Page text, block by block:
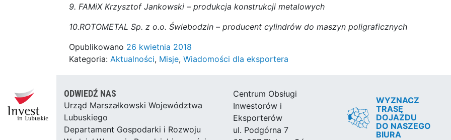
9. FAMiX Krzysztof Jankowski – produkcja konstrukcji metalowych
10.ROTOMETAL Sp. z o.o. Świebodzin – producent cylindrów do maszyn poligraficznych
Opublikowano 26 kwietnia 2018
Kategoria: Aktualności, Misje, Wiadomości dla eksportera
ODWIEDŹ NAS
Urząd Marszałkowski Województwa
Lubuskiego
Departament Gospodarki i Rozwoju
Centrum Obsługi
Inwestorów i
Eksporterów
ul. Podgórna 7
WYZNACZ
TRASĘ
DOJAZDU
DO NASZEGO
BIURA